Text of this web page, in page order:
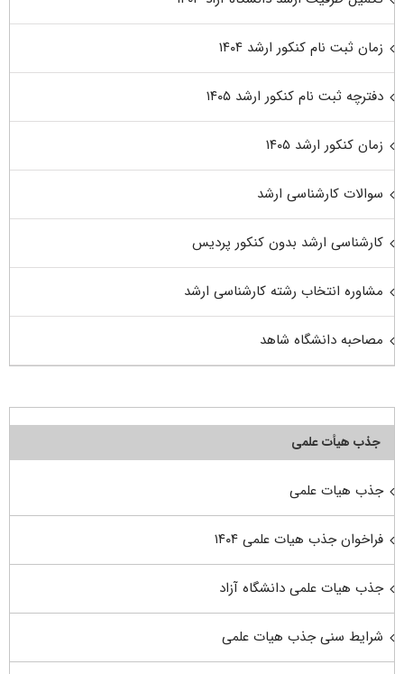
زمان ثبت نام کنکور ارشد ۱۴۰۴
دفترچه ثبت نام کنکور ارشد ۱۴۰۵
زمان کنکور ارشد ۱۴۰۵
سوالات کارشناسی ارشد
کارشناسی ارشد بدون کنکور پردیس
مشاوره انتخاب رشته کارشناسی ارشد
مصاحبه دانشگاه شاهد
جذب هیأت علمی
جذب هیات علمی
فراخوان جذب هیات علمی ۱۴۰۴
جذب هیات علمی دانشگاه آزاد
شرایط سنی جذب هیات علمی